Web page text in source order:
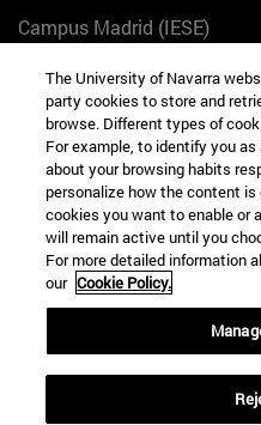
Campus Madrid (IESE)
+34 912 11 30 00
Campus Nueva York (IESE)
165 W 57th St 10019-2201
+1 646 346 8850
Campus Munich (IESE)
Maria-Theresia-Straße 15
+49 89 24209790
Campus Sao Paulo (IESE)
The University of Navarra
party cookies to store and
browse. Different types of
For example, to identify you
about your browsing habits
personalize how the content
cookies you want to enable or
will remain active until you
For more detailed information
our Cookie Policy.